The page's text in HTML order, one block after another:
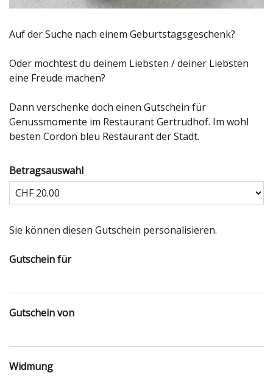
Auf der Suche nach einem Geburtstagsgeschenk?
Oder möchtest du deinem Liebsten / deiner Liebsten
eine Freude machen?
Dann verschenke doch einen Gutschein für
Genussmomente im Restaurant Gertrudhof. Im wohl
besten Cordon bleu Restaurant der Stadt.
Betragsauswahl
Sie können diesen Gutschein personalisieren.
Gutschein für
Gutschein von
Widmung